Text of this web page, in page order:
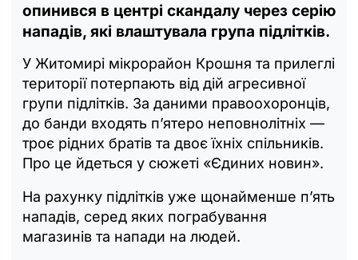
опинився в центрі скандалу через серію
нападів, які влаштувала група підлітків.
У Житомирі мікрорайон Крошня та прилеглі
території потерпають від дій агресивної
групи підлітків. За даними правоохоронців,
до банди входять п’ятеро неповнолітніх —
троє рідних братів та двоє їхніх спільників.
Про це йдеться у сюжеті «Єдиних новин».
На рахунку підлітків уже щонайменше п’ять
нападів, серед яких пограбування
магазинів та напади на людей.